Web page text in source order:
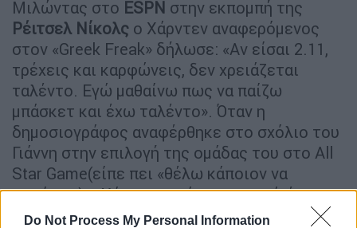
Do Not Process My Personal Information
Μιλώντας στο ESPN στην εκπομπή της
Ρέιτσελ Νίκολς ο Χάρντεν αναφερόμενος
στον «Greek Freak» δήλωσε: «Αν είσαι 2.11,
τρέχεις και καρφώνεις, δεν χρειάζεται
ταλέντο. Εγώ μαθαίνω πως να παίζω
μπάσκετ και έχω ταλέντο». Όταν η
δημοσιογράφος αναφέρθηκε στο σχόλιο του
Γιάννη στην επιλογή της ομάδας του στο All
Star Game(είπε πει «θέλω κάποιον να
πασάρει») ο Χάρντεν απάντησε:« εγώ έχω
περισσότερες ασίστ από αυτόν».